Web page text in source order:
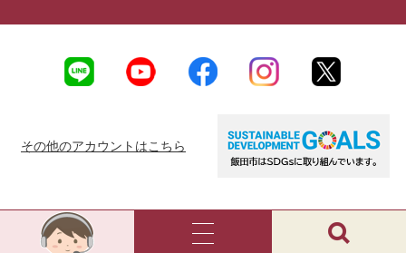
その他のアカウントはこちら